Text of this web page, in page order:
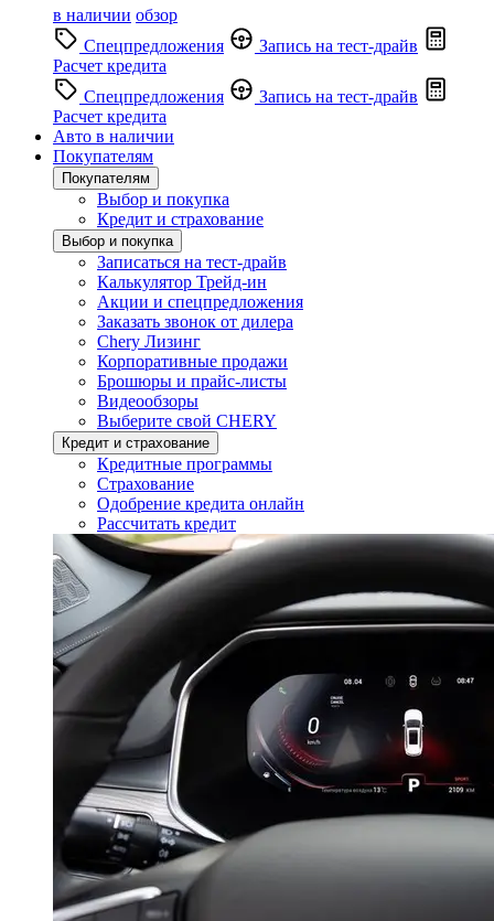
в наличии обзор
Спецпредложения
Запись на тест-драйв
Расчет кредита
Спецпредложения
Запись на тест-драйв
Расчет кредита
Авто в наличии
Покупателям
Покупателям
Выбор и покупка
Кредит и страхование
Выбор и покупка
Записаться на тест-драйв
Калькулятор Трейд-ин
Акции и спецпредложения
Заказать звонок от дилера
Chery Лизинг
Корпоративные продажи
Брошюры и прайс-листы
Видеообзоры
Выберите свой CHERY
Кредит и страхование
Кредитные программы
Страхование
Одобрение кредита онлайн
Рассчитать кредит